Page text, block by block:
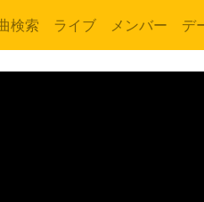
検索 ライブ メンバー デ